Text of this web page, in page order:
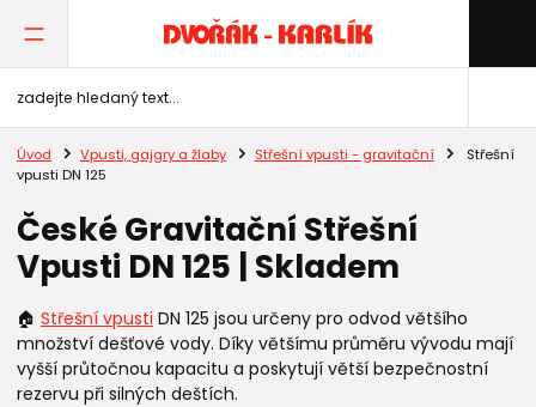
Úvod Vpusti, gajgry a žlaby Střešní vpusti - gravitační
Střešní
vpusti DN 125
České Gravitační Střešní
Vpusti DN 125 | Skladem
🏠 Střešní vpusti DN 125 jsou určeny pro odvod většího
množství dešťové vody. Díky většímu průměru vývodu mají
vyšší průtočnou kapacitu a poskytují větší bezpečnostní
rezervu při silných deštích.